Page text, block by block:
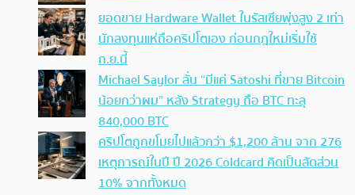
ยอดขาย Hardware Wallet ในรัสเซียพุ่งสูง 2 เท่า
นักลงทุนแห่ถือคริปโตเอง ก่อนกฎใหม่เริ่มใช้
ก.ย.นี้
Michael Saylor ลั่น “มีแค่ Satoshi ที่ขาย Bitcoin
น้อยกว่าผม” หลัง Strategy ถือ BTC ทะลุ
840,000 BTC
คริปโตถูกขโมยไปแล้วกว่า $1,200 ล้าน จาก 276
เหตุการณ์ในปี ปี 2026 Coldcard คิดเป็นสัดส่วน
10% จากทั้งหมด